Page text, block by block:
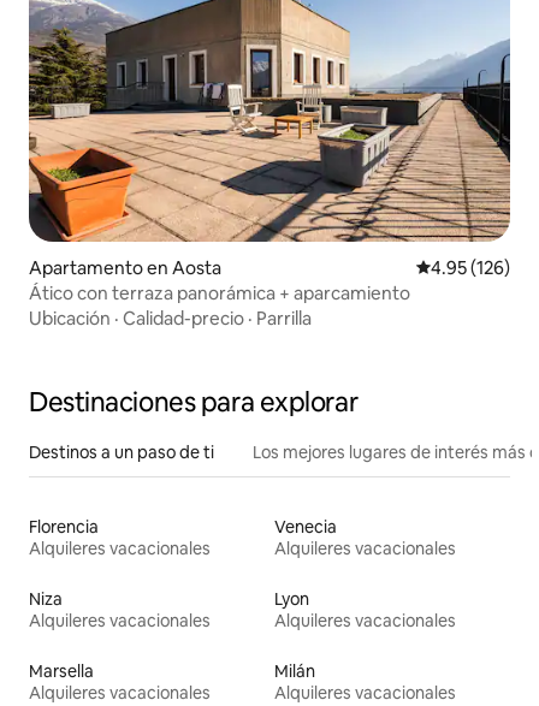
Apartamento en Aosta Calificación
4.95 (126)
Ático con terraza panorámica + aparcamiento
Ubicación · Calidad-precio · Parrilla
Destinaciones para explorar
Destinos a un paso de ti Los mejores lugares de interés más
Florencia
Alquileres vacacionales
Venecia
Alquileres vacacionales
Niza
Alquileres vacacionales
Lyon
Alquileres vacacionales
Marsella
Alquileres vacacionales
Milán
Alquileres vacacionales